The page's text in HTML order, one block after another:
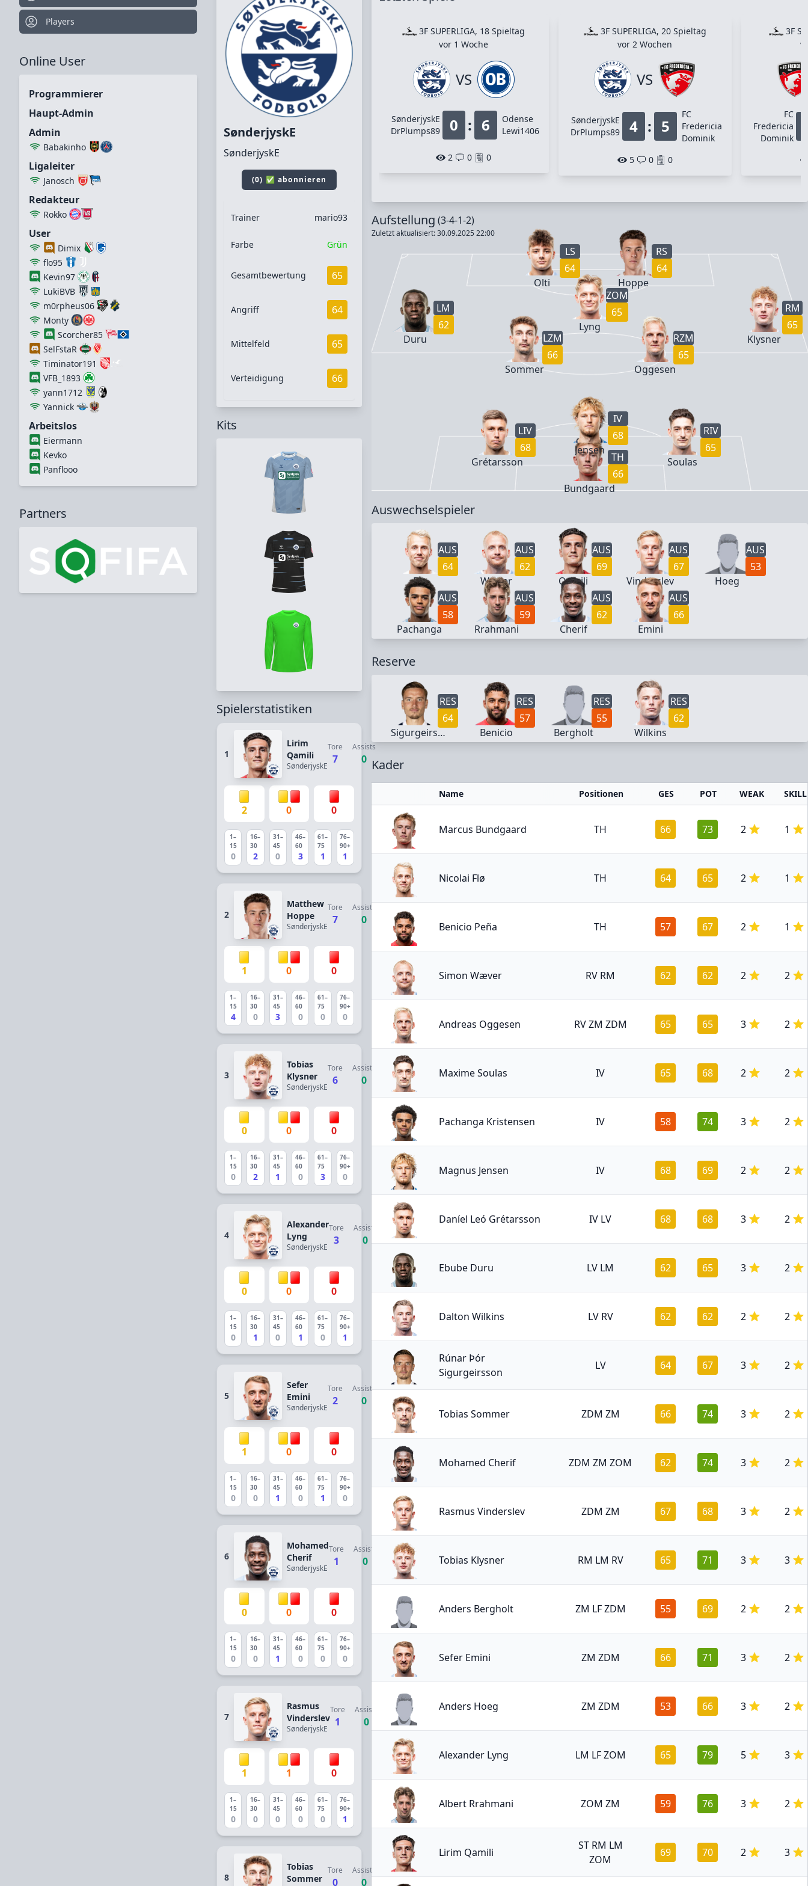
Players
Online User
Programmierer
Haupt-Admin
Admin
Babakinho
Ligaleiter
Janosch
Redakteur
Rokko
User
Dimix
flo95
Kevin97
LukiBVB
m0rpheus06
Monty
Scorcher85
SelFstaR
Timinator191
VFB_1893
yann1712
Yannick
Arbeitslos
Eiermann
Kevko
Panflooo
Partners
SønderjyskE
SønderjyskE
(0) ✅ abonnieren
Trainer mario93
Farbe Grün
Gesamtbewertung 65
Angriff 64
Mittelfeld 65
Verteidigung 66
Kits
Spielerstatistiken
1
Lirim
Qamili
SønderjyskE
Tore
7
Assists
0
2 0 0
1–
15
0
16–
30
2
31–
45
0
46–
60
3
61–
75
1
76–
90+
1
2
Matthew
Hoppe
SønderjyskE
Tore
7
Assists
0
1 0 0
1–
15
4
16–
30
0
31–
45
3
46–
60
0
61–
75
0
76–
90+
0
3
Tobias
Klysner
SønderjyskE
Tore
6
Assists
0
0 0 0
1–
15
0
16–
30
2
31–
45
1
46–
60
0
61–
75
3
76–
90+
0
4
Alexander
Lyng
SønderjyskE
Tore
3
Assists
0
0 0 0
1–
15
0
16–
30
1
31–
45
0
46–
60
1
61–
75
0
76–
90+
1
5
Sefer
Emini
SønderjyskE
Tore
2
Assists
0
1 0 0
1–
15
0
16–
30
0
31–
45
1
46–
60
0
61–
75
1
76–
90+
0
6
Mohamed
Cherif
SønderjyskE
Tore
1
Assists
0
0 0 0
1–
15
0
16–
30
0
31–
45
1
46–
60
0
61–
75
0
76–
90+
0
7
Rasmus
Vinderslev
SønderjyskE
Tore
1
Assists
0
1 1 0
1–
15
0
16–
30
0
31–
45
0
46–
60
0
61–
75
0
76–
90+
1
8
Tobias
Sommer
Tore
0
Assists
0
3F SUPERLIGA, 18 Spieltag
vor 1 Woche
VS
SønderjyskE
DrPlumps89
0 : 6
Odense
Lewi1406
2 0 0
3F SUPERLIGA, 20 Spieltag
vor 2 Wochen
VS
SønderjyskE
DrPlumps89
4 : 5
FC
Fredericia
Dominik
5
0 0
3F
FC
Fredericia
Dominik
Aufstellung (3-4-1-2)
Zuletzt aktualisiert: 30.09.2025 22:00
TH
66
Bundgaard
RIV
65
Soulas
IV
68
Jensen
LIV
68
Grétarsson
RM
65
Klysner
RZM
65
Oggesen
LZM
66
Sommer
LM
62
Duru
ZOM
65
Lyng
RS
64
Hoppe
LS
64
Olti
Auswechselspieler
AUS
64
Flø
AUS
62
Wæver
AUS
69
Qamili
AUS
67
Vinderslev
AUS
53
Hoeg
AUS
58
Pachanga
AUS
59
Rrahmani
AUS
62
Cherif
AUS
66
Emini
Reserve
RES
64
Sigurgeirsson
RES
57
Benicio
RES
55
Bergholt
RES
62
Wilkins
Kader
Name Positionen GES POT WEAK SKILL
Marcus Bundgaard TH 66 73 2 1
Nicolai Flø TH 64 65 2 1
Benicio Peña TH 57 67 2 1
Simon Wæver RV RM 62 62 2 2
Andreas Oggesen RV ZM ZDM 65 65 3 2
Maxime Soulas IV 65 68 2 2
Pachanga Kristensen IV 58 74 3 2
Magnus Jensen IV 68 69 2 2
Daníel Leó Grétarsson IV LV 68 68 3 2
Ebube Duru LV LM 62 65 3 2
Dalton Wilkins LV RV 62 62 2 2
Rúnar Þór
Sigurgeirsson
LV 64 67 3 2
Tobias Sommer ZDM ZM 66 74 3 2
Mohamed Cherif ZDM ZM ZOM 62 74 3 2
Rasmus Vinderslev ZDM ZM 67 68 3 2
Tobias Klysner RM LM RV 65 71 3 3
Anders Bergholt ZM LF ZDM 55 69 2 2
Sefer Emini ZM ZDM 66 71 3 2
Anders Hoeg ZM ZDM 53 66 3 2
Alexander Lyng LM LF ZOM 65 79 5 3
Albert Rrahmani ZOM ZM 59 76 3 2
Lirim Qamili
ST RM LM
ZOM
69 70 2 3